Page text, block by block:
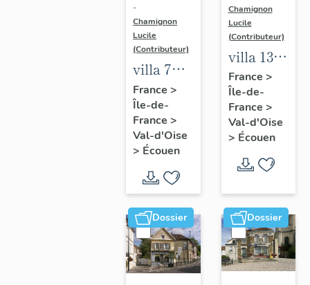
-
Chamignon
Lucile
(Contributeur)
villa 7
rue de la
République
France >
Île-de-
France >
Val-d'Oise
> Écouen
Chamignon
Lucile
(Contributeur)
villa 13
rue de la
République
France >
Île-de-
France >
Val-d'Oise
> Écouen
Dossier Dossier